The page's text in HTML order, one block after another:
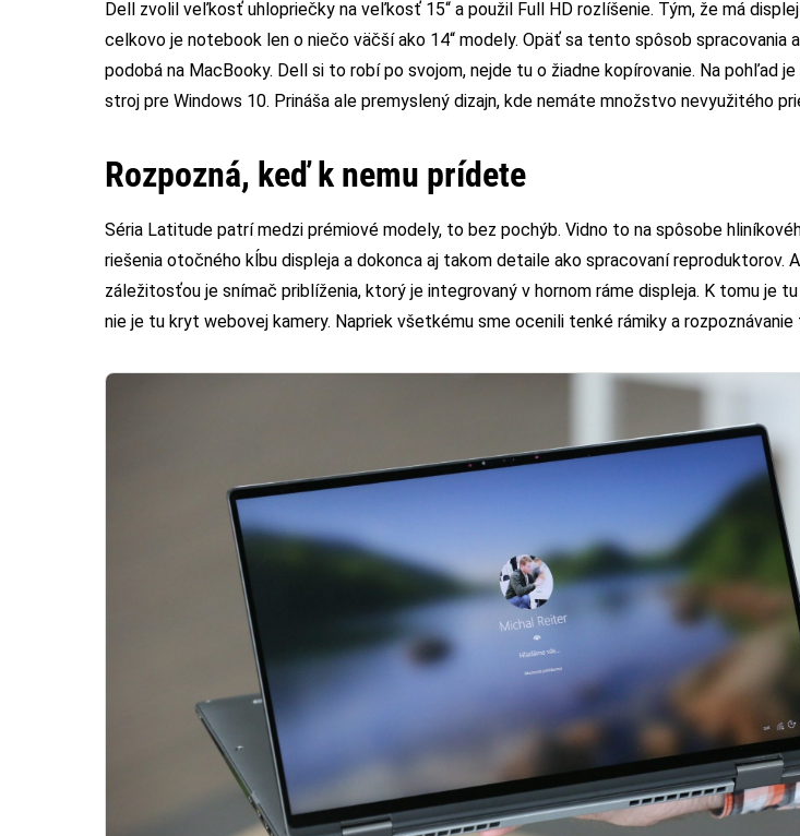
Dell zvolil veľkosť uhlopriečky na veľkosť 15“ a použil Full HD rozlíšenie. Tým, že má
celkovo je notebook len o niečo väčší ako 14“ modely. Opäť sa tento spôsob spracovania
podobá na MacBooky. Dell si to robí po svojom, nejde tu o žiadne kopírovanie. Na pohľad
stroj pre Windows 10. Prináša ale premyslený dizajn, kde nemáte množstvo nevyužitého
Rozpozná, keď k nemu prídete
Séria Latitude patrí medzi prémiové modely, to bez pochýb. Vidno to na spôsobe
riešenia otočného kĺbu displeja a dokonca aj takom detaile ako spracovaní reproduktorov.
záležitosťou je snímač priblíženia, ktorý je integrovaný v hornom ráme displeja. K tomu je tu
nie je tu kryt webovej kamery. Napriek všetkému sme ocenili tenké rámiky a rozpoznávanie